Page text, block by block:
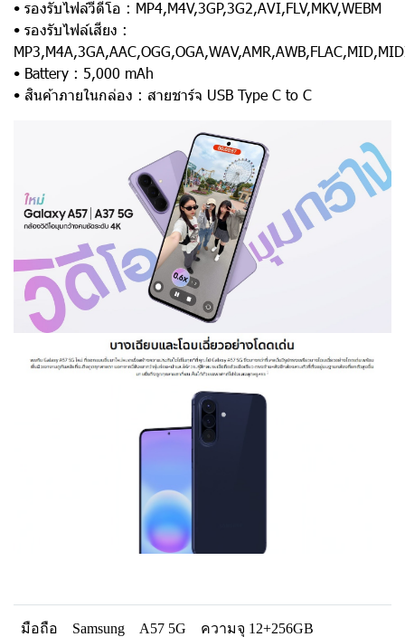
• รองรับไฟล์วีดีโอ : MP4,M4V,3GP,3G2,AVI,FLV,MKV,WEBM
• รองรับไฟล์เสียง :
• Battery : 5,000 mAh
• สินค้าภายในกล่อง : สายชาร์จ USB Type C to C
มือถือ Samsung A57 5G ความจุ 12+256GB